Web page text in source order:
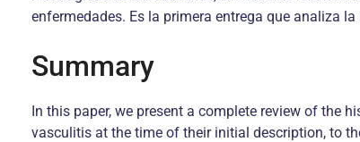
enfermedades. Es la primera entrega que analiza
Summary
In this paper, we present a complete review of the
vasculitis at the time of their initial description, to